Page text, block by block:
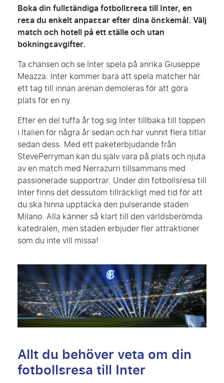
Boka din fullständiga fotbollsresa till Inter, en
resa du enkelt anpassar efter dina önskemål. Välj
match och hotell på ett ställe och utan
bokningsavgifter.
Ta chansen och se Inter spela på anrika Giuseppe
Meazza. Inter kommer bara att spela matcher här
ett tag till innan arenan demoleras för att göra
plats för en ny.
Efter en del tuffa år tog sig Inter tillbaka till toppen
i Italien för några år sedan och har vunnit flera titlar
sedan dess. Med ett paketerbjudande från
StevePerryman kan du själv vara på plats och njuta
av en match med Nerrazurri tillsammans med
passionerade supportrar. Under din fotbollsresa till
Inter finns det dessutom tillräckligt med tid för att
du ska hinna upptäcka den pulserande staden
Milano. Alla känner så klart till den världsberömda
katedralen, men staden erbjuder fler attraktioner
som du inte vill missa!
Allt du behöver veta om din
fotbollsresa till Inter